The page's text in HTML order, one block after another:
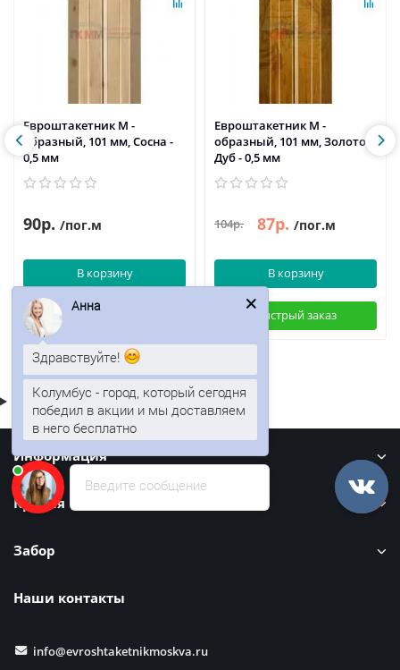
Евроштакетник М -
образный, 101 мм, Сосна -
0,5 мм
90р. /пог.м
В корзину
Быстрый заказ
Евроштакетник М -
образный, 101 мм, Золотой
Дуб - 0,5 мм
104р. 87р. /пог.м
В корзину
Быстрый заказ
Информация
Кровля
Забор
Наши контакты
info@evroshtaketnikmoskva.ru
Введите сообщение
Анна
Здравствуйте!
Колумбус - город, который сегодня
победил в акции и мы доставляем
в него бесплатно